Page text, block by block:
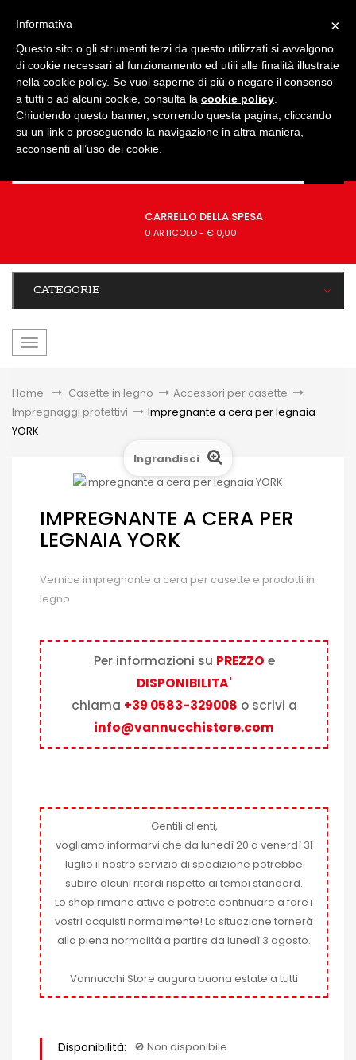
CARRELLO DELLA SPESA
0 ARTICOLO- € 0,00
CATEGORIE
navigazione
Home &gt;Casette in legno > Accessori per casette >
Impregnaggi protettivi > Impregnante a cera per legnaia
YORK
Ingrandisci
IMPREGNANTE A CERA PER
LEGNAIA YORK
Vernice impregnante a cera per casette e prodotti in
legno
Per informazioni su PREZZO e
DISPONIBILITA'
chiama +39 0583-329008 o scrivi a
info@vannucchistore.com
Gentili clienti,
vogliamo informarvi che da lunedì 20 a venerdì 31
luglio il nostro servizio di spedizione potrebbe
subire alcuni ritardi rispetto ai tempi standard.
Lo shop rimane attivo e potrete continuare a fare i
vostri acquisti normalmente! La situazione tornerà
alla piena normalità a partire da lunedì 3 agosto.
Vannucchi Store augura buona estate a tutti
Disponibilità: 🚫​ Non disponibile
×
Informativa
Questo sito o gli strumenti terzi da questo utilizzati si avvalgono
di cookie necessari al funzionamento ed utili alle finalità illustrate
nella cookie policy. Se vuoi saperne di più o negare il consenso
a tutti o ad alcuni cookie, consulta la cookie policy
Chiudendo questo banner, scorrendo questa pagina, cliccando
su un link o proseguendo la navigazione in altra maniera,
acconsenti all’uso dei cookie.